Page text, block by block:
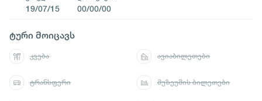
19/07/15 00/00/00
ტური მოიცავს
კვება ავიაბილეთები
ტრანსფერი მუზეუმის ბილეთები